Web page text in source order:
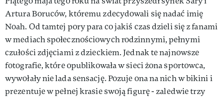
Artura Boruców, któremu zdecydowali się nadać imię
Noah. Od tamtej pory para co jakiś czas dzieli się z fanami
w mediach społecznościowych rodzinnymi, pełnymi
czułości zdjęciami z dzieckiem. Jednak te najnowsze
fotografie, które opublikowała w sieci żona sportowca,
wywołały nie lada sensację. Pozuje ona na nich w bikini i
prezentuje w pełnej krasie swoją figurę - zaledwie trzy